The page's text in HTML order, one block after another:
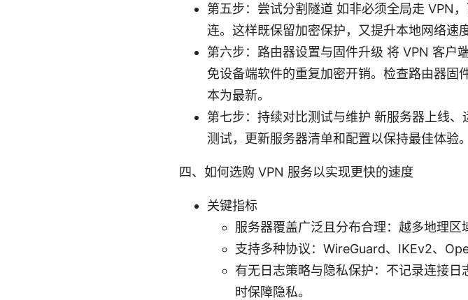
第五步：尝试分割隧道 如非必须全局走 VPN
连。这样既保留加密保护，又提升本地网络速度
第六步：路由器设置与固件升级 将 VPN 客户
免设备端软件的重复加密开销。检查路由器固
本为最新。
第七步：持续对比测试与维护 新服务器上线
测试，更新服务器清单和配置以保持最佳体验。
四、如何选购 VPN 服务以实现更快的速度
关键指标
服务器覆盖广泛且分布合理：越多地理区
支持多种协议：WireGuard、IKEv2、
有无日志策略与隐私保护：不记录连接
时保障隐私。